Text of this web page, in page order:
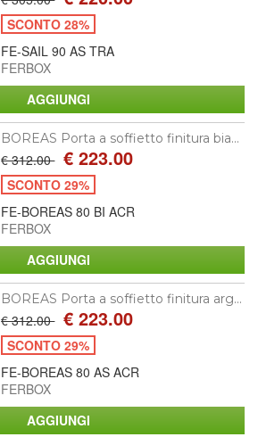
SCONTO 28%
FE-SAIL 90 AS TRA
FERBOX
BOREAS Porta a soffietto finitura bia...
€ 312.00 € 223.00
SCONTO 29%
FE-BOREAS 80 BI ACR
FERBOX
BOREAS Porta a soffietto finitura arg...
€ 312.00 € 223.00
SCONTO 29%
FE-BOREAS 80 AS ACR
FERBOX